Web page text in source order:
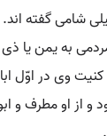
شامی گفته اند.
به یمن یا ذی
وی در اوّل
او مطرف و